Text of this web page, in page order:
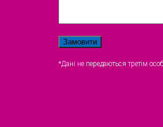
*Дані не передаються третім